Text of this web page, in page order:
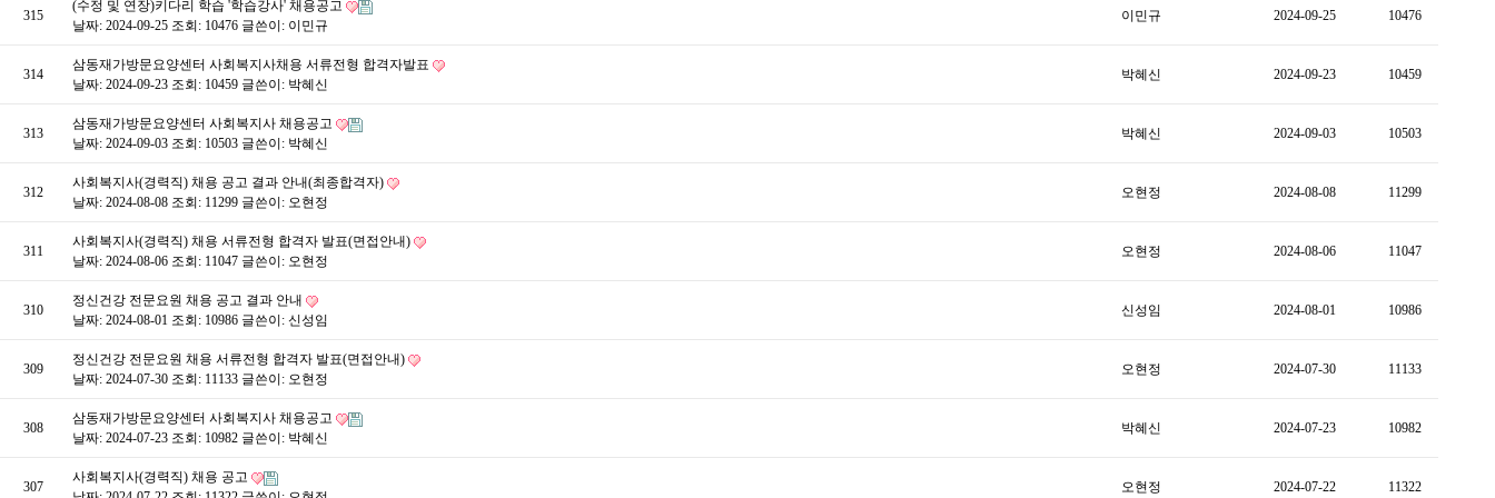
315
(수정 및 연장)키다리 학습 '학습강사' 채용공고
날짜: 2024-09-25 조회: 10476 글쓴이: 이민규
이민규 2024-09-25 10476
314
삼동재가방문요양센터 사회복지사채용 서류전형 합격자발표
날짜: 2024-09-23 조회: 10459 글쓴이: 박혜신
박혜신 2024-09-23 10459
313
삼동재가방문요양센터 사회복지사 채용공고
날짜: 2024-09-03 조회: 10503 글쓴이: 박혜신
박혜신 2024-09-03 10503
312
사회복지사(경력직) 채용 공고 결과 안내(최종합격자)
날짜: 2024-08-08 조회: 11299 글쓴이: 오현정
오현정 2024-08-08 11299
311
사회복지사(경력직) 채용 서류전형 합격자 발표(면접안내)
날짜: 2024-08-06 조회: 11047 글쓴이: 오현정
오현정 2024-08-06 11047
310
정신건강 전문요원 채용 공고 결과 안내
날짜: 2024-08-01 조회: 10986 글쓴이: 신성임
신성임 2024-08-01 10986
309
정신건강 전문요원 채용 서류전형 합격자 발표(면접안내)
날짜: 2024-07-30 조회: 11133 글쓴이: 오현정
오현정 2024-07-30 11133
308
삼동재가방문요양센터 사회복지사 채용공고
날짜: 2024-07-23 조회: 10982 글쓴이: 박혜신
박혜신 2024-07-23 10982
307
사회복지사(경력직) 채용 공고
오현정 2024-07-22 11322